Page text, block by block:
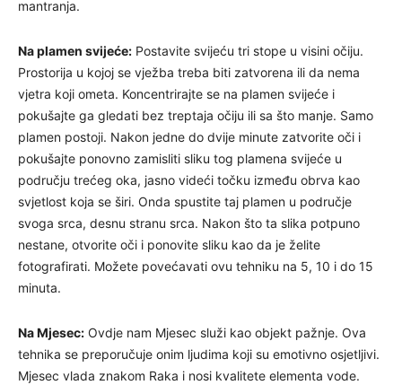
mantranja.
Na plamen svijeće: Postavite svijeću tri stope u visini očiju.
Prostorija u kojoj se vježba treba biti zatvorena ili da nema
vjetra koji ometa. Koncentrirajte se na plamen svijeće i
pokušajte ga gledati bez treptaja očiju ili sa što manje. Samo
plamen postoji. Nakon jedne do dvije minute zatvorite oči i
pokušajte ponovno zamisliti sliku tog plamena svijeće u
području trećeg oka, jasno videći točku između obrva kao
svjetlost koja se širi. Onda spustite taj plamen u područje
svoga srca, desnu stranu srca. Nakon što ta slika potpuno
nestane, otvorite oči i ponovite sliku kao da je želite
fotografirati. Možete povećavati ovu tehniku na 5, 10 i do 15
minuta.
Na Mjesec: Ovdje nam Mjesec služi kao objekt pažnje. Ova
tehnika se preporučuje onim ljudima koji su emotivno osjetljivi.
Mjesec vlada znakom Raka i nosi kvalitete elementa vode.